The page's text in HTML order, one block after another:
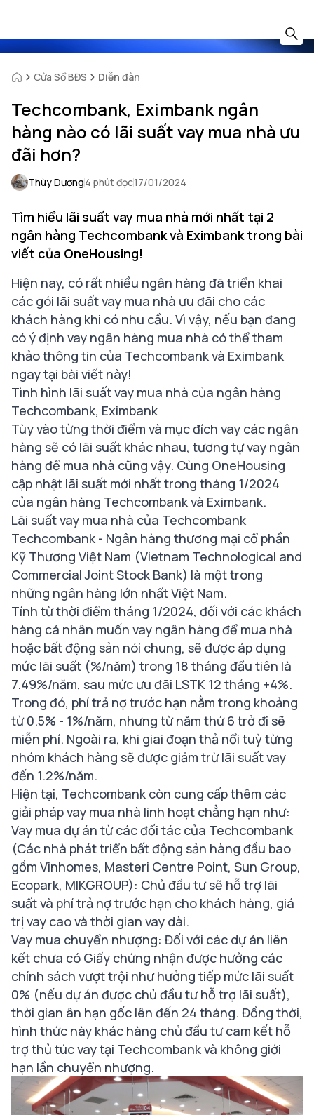
Cửa Sổ BĐS Diễn đàn
Techcombank, Eximbank ngân
hàng nào có lãi suất vay mua nhà ưu
đãi hơn?
Thùy Dương4 phút đọc17/01/2024
Tìm hiểu lãi suất vay mua nhà mới nhất tại 2
ngân hàng Techcombank và Eximbank trong bài
viết của OneHousing!
Hiện nay, có rất nhiều ngân hàng đã triển khai
các gói lãi suất vay mua nhà ưu đãi cho các
khách hàng khi có nhu cầu. Vì vậy, nếu bạn đang
có ý định vay ngân hàng mua nhà có thể tham
khảo thông tin của Techcombank và Eximbank
ngay tại bài viết này!
Tình hình lãi suất vay mua nhà của ngân hàng
Techcombank, Eximbank
Tùy vào từng thời điểm và mục đích vay các ngân
hàng sẽ có lãi suất khác nhau, tương tự vay ngân
hàng để mua nhà cũng vậy. Cùng OneHousing
cập nhật lãi suất mới nhất trong tháng 1/2024
của ngân hàng Techcombank và Eximbank.
Lãi suất vay mua nhà của Techcombank
Techcombank - Ngân hàng thương mại cổ phần
Kỹ Thương Việt Nam (Vietnam Technological and
Commercial Joint Stock Bank) là một trong
những ngân hàng lớn nhất Việt Nam.
Tính từ thời điểm tháng 1/2024, đối với các khách
hàng cá nhân muốn vay ngân hàng để mua nhà
hoặc bất động sản nói chung, sẽ được áp dụng
mức lãi suất (%/năm) trong 18 tháng đầu tiên là
7.49%/năm, sau mức ưu đãi LSTK 12 tháng +4%.
Trong đó, phí trả nợ trước hạn nằm trong khoảng
từ 0.5% - 1%/năm, nhưng từ năm thứ 6 trở đi sẽ
miễn phí. Ngoài ra, khi giai đoạn thả nổi tuỳ từng
nhóm khách hàng sẽ được giảm trừ lãi suất vay
đến 1.2%/năm.
Hiện tại, Techcombank còn cung cấp thêm các
giải pháp vay mua nhà linh hoạt chẳng hạn như:
Vay mua dự án từ các đối tác của Techcombank
(Các nhà phát triển bất động sản hàng đầu bao
gồm Vinhomes, Masteri Centre Point, Sun Group,
Ecopark, MIKGROUP): Chủ đầu tư sẽ hỗ trợ lãi
suất và phí trả nợ trước hạn cho khách hàng, giá
trị vay cao và thời gian vay dài.
Vay mua chuyển nhượng: Đối với các dự án liên
kết chưa có Giấy chứng nhận được hưởng các
chính sách vượt trội như hưởng tiếp mức lãi suất
0% (nếu dự án được chủ đầu tư hỗ trợ lãi suất),
thời gian ân hạn gốc lên đến 24 tháng. Đồng thời,
hình thức này khác hàng chủ đầu tư cam kết hỗ
trợ thủ túc vay tại Techcombank và không giới
hạn lần chuyển nhượng.